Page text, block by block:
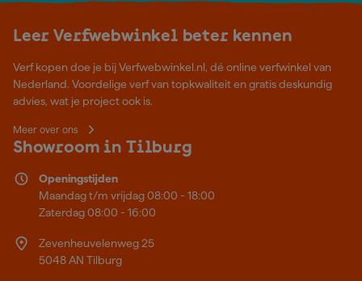
Leer Verfwebwinkel beter kennen
Verf kopen doe je bij Verfwebwinkel.nl, dé online verfwinkel van
Nederland. Voordelige verf van topkwaliteit en gratis deskundig
advies, wat je project ook is.
Meer over ons
Showroom in Tilburg
Openingstijden
Maandag t/m vrijdag 08:00 - 18:00
Zaterdag 08:00 - 16:00
Zevenheuvelenweg 25
5048 AN Tilburg